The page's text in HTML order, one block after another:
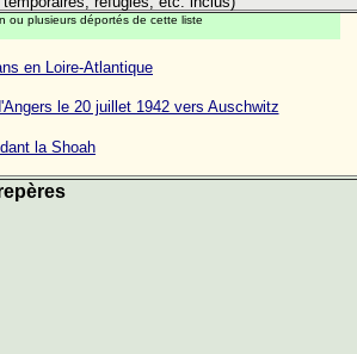
ou plusieurs déportés de cette liste
en Loire-Atlantique
le 20 juillet 1942 vers Auschwitz
la Shoah